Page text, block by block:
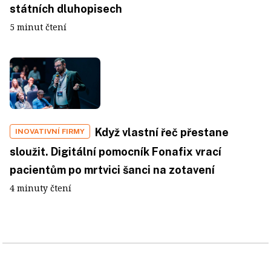
státních dluhopisech
5 minut čtení
INOVATIVNÍ FIRMY
Když vlastní řeč přestane
sloužit. Digitální pomocník Fonafix vrací
pacientům po mrtvici šanci na zotavení
4 minuty čtení